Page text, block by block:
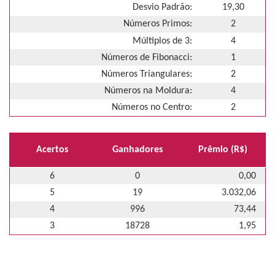
Desvio Padrão:
19,30
Números Primos:
2
Múltiplos de 3:
4
Números de Fibonacci:
1
Números Triangulares:
2
Números na Moldura:
4
Números no Centro:
2
Acertos Ganhadores Prêmio (R$)
6 0
0,00
5
19
3.032,06
4
996
73,44
3
18728 1,95